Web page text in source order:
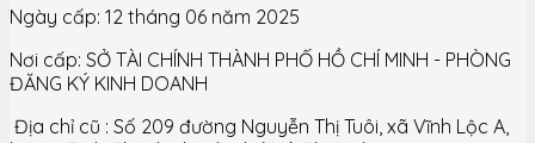
Ngày cấp: 12 tháng 06 năm 2025
Nơi cấp: SỞ TÀI CHÍNH THÀNH PHỐ HỒ CHÍ MINH - PHÒNG
ĐĂNG KÝ KINH DOANH
Địa chỉ cũ : Số 209 đường Nguyễn Thị Tuôi, xã Vĩnh Lộc A,